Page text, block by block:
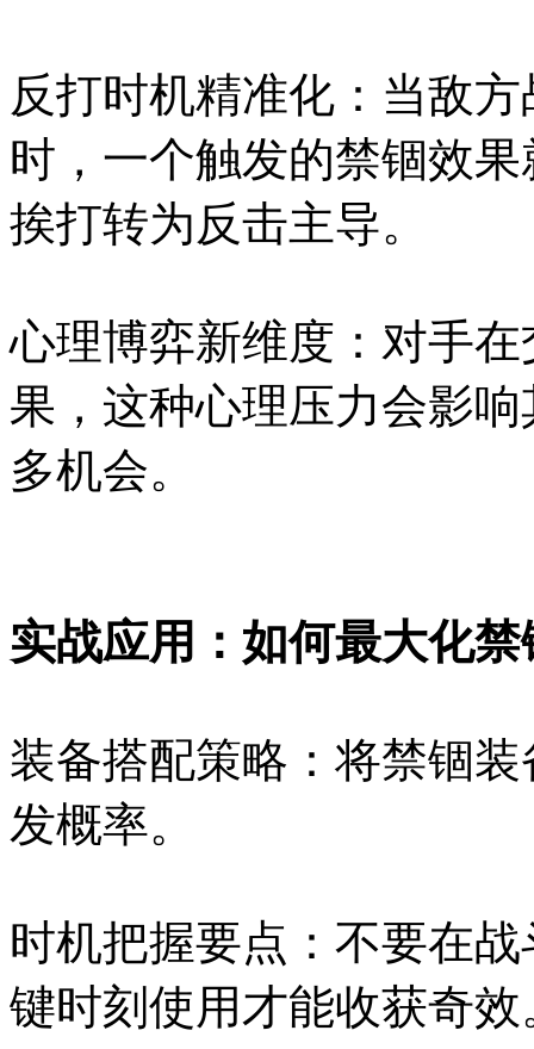
反打时机精准化：当敌
时，一个触发的禁锢效
挨打转为反击主导。
心理博弈新维度：对手
果，这种心理压力会影
多机会。
实战应用：如何最大化禁
装备搭配策略：将禁锢
发概率。
时机把握要点：不要在
键时刻使用才能收获奇效